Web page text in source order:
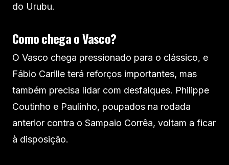
do Urubu.
Como chega o Vasco?
O Vasco chega pressionado para o clássico, e
Fábio Carille terá reforços importantes, mas
também precisa lidar com desfalques. Philippe
Coutinho e Paulinho, poupados na rodada
anterior contra o Sampaio Corrêa, voltam a ficar
à disposição.